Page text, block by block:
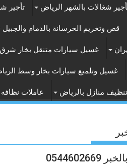
شغالات بالشهر الرياض تأجير
قص وتخريم الخرسانة بالدمام والجبيل
غسيل سيارات متنقل بخار شرق
غسيل وتلميع سيارات بخار وسط
تنظيف منازل بالرياض عاملات